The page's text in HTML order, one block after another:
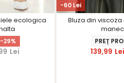
ecologica
-29%
Lei
-60 Lei
Bluza din
PREȚ
139,99